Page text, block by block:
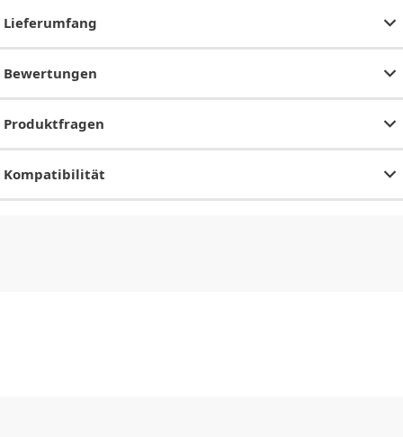
Lieferumfang
Bewertungen
Produktfragen
Kompatibilität